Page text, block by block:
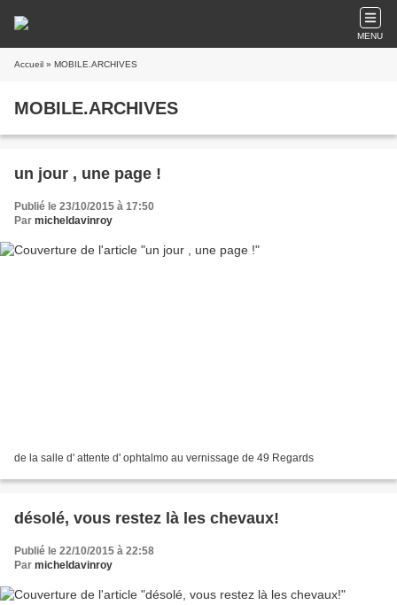
MENU
Accueil » MOBILE.ARCHIVES
MOBILE.ARCHIVES
un jour , une page !
Publié le 23/10/2015 à 17:50
Par micheldavinroy
de la salle d' attente d' ophtalmo au vernissage de 49 Regards
désolé, vous restez là les chevaux!
Publié le 22/10/2015 à 22:58
Par micheldavinroy